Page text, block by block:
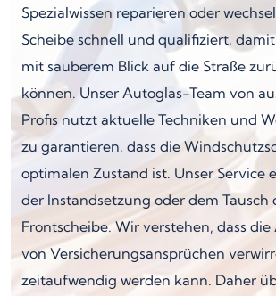
Spezialwissen reparieren oder
Scheibe schnell und qualifiziert,
mit sauberem Blick auf die Straße
können. Unser Autoglas-Team von
Profis nutzt aktuelle Techniken und
zu garantieren, dass die
optimalen Zustand ist. Unser Service
der Instandsetzung oder dem Tausch
Frontscheibe. Wir verstehen, dass
von Versicherungsansprüchen
zeitaufwendig werden kann. Daher